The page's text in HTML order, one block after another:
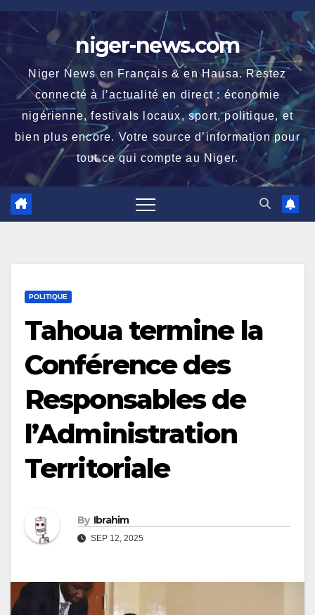
Skip
to
content
niger-news.com
Niger News en Français & en Hausa. Restez
connecté à l’actualité en direct : économie
nigérienne, festivals locaux, sport, politique, et
bien plus encore. Votre source d’information pour
tout ce qui compte au Niger.
POLITIQUE
Tahoua termine la
Conférence des
Responsables de
l’Administration
Territoriale
By Ibrahim
SEP 12, 2025